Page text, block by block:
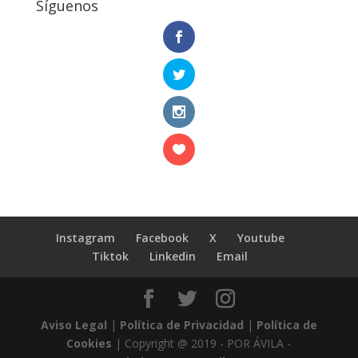
Síguenos
Instagram Facebook X
Youtube
Tiktok
Linkedin Email
Aviso Legal | Política de Privacidad | Política de
Cookies | Copyright @ 2019 - POR ÁVILA -